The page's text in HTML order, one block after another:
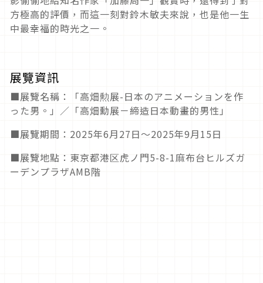
方極高的評價，而這一刻對鈴木敏夫來說，也是他一生
中最幸福的時光之一。
展覽資訊
■展覽名稱：「高畑勲展-日本のアニメーションを作
った男。」／「高畑勳展－締造日本動畫的男性」
■展覽期間：2025年6月27日～2025年9月15日
■展覽地點：東京都港区虎ノ門5-8-1麻布台ヒルズガ
ーデンプラザAMB階